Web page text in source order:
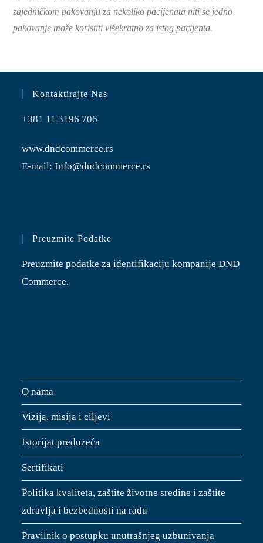
zajedničkom pakovanju za nekoliko pacijenata niti se jedno
pakovanje može koristiti višekratno za istog pacijenta.
Kontaktirajte Nas
+381 11 3196 706
www.dndcommerce.rs
E-mail:Info@dndcommerce.rs
Preuzmite Podatke
Preuzmite podatke za identifikaciju kompanije DND
Commerce.
O nama
Vizija, misija i ciljevi
Istorijat preduzeća
Sertifikati
Politika kvaliteta, zaštite životne sredine i zaštite
zdravlja i bezbednosti na radu
Pravilnik o postupku unutrašnjeg uzbunivanja